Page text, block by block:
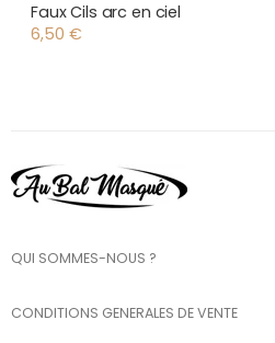
Faux Cils arc en ciel
6,50 €
QUI SOMMES-NOUS ?
CONDITIONS GENERALES DE VENTE